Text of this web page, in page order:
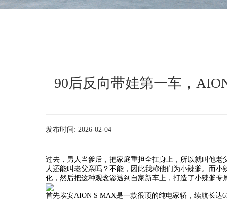
90后反向带娃第一车，
发布时间: 2026-02-04
过去，男人当爹后，把家庭重担全扛身上，所以就叫他
人还能叫老父亲吗？不能，因此我称他们为小辣爹。而
化，然后把这种观念渗透到自家新车上，打造了小辣爹
首先埃安AION S MAX是一款很顶的纯电家轿，续航长达